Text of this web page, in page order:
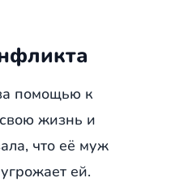
помощью к
жизнь и
что её муж
ей.